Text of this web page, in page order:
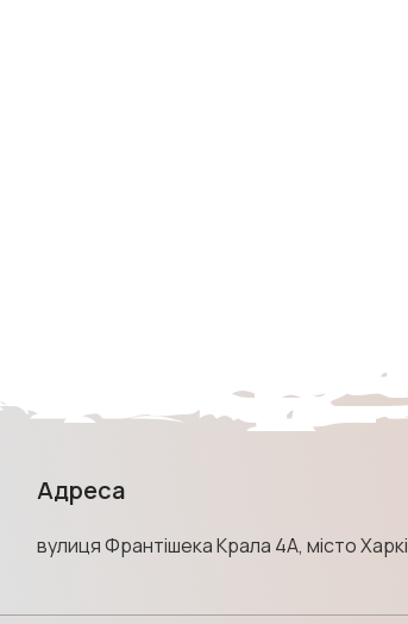
Адреса
вулиця Франтішека Крала 4А, місто